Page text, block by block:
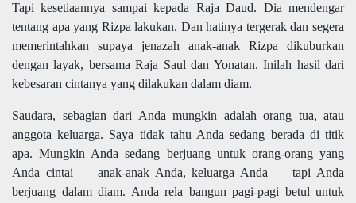
Tapi kesetiaannya sampai kepada Raja Daud. Dia mendengar
tentang apa yang Rizpa lakukan. Dan hatinya tergerak dan segera
memerintahkan supaya jenazah anak-anak Rizpa dikuburkan
dengan layak, bersama Raja Saul dan Yonatan. Inilah hasil dari
kebesaran cintanya yang dilakukan dalam diam.
Saudara, sebagian dari Anda mungkin adalah orang tua, atau
anggota keluarga. Saya tidak tahu Anda sedang berada di titik
apa. Mungkin Anda sedang berjuang untuk orang-orang yang
Anda cintai — anak-anak Anda, keluarga Anda — tapi Anda
berjuang dalam diam. Anda rela bangun pagi-pagi betul untuk